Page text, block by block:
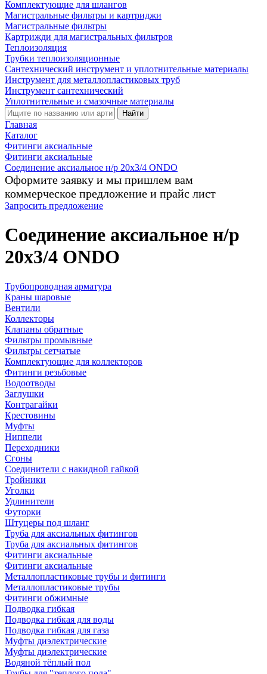
Комплектующие для шлангов
Магистральные фильтры и картриджи
Магистральные фильтры
Картрижди для магистральных фильтров
Теплоизоляция
Трубки теплоизоляционные
Сантехнический инструмент и уплотнительные материалы
Инструмент для металлопластиковых труб
Инструмент сантехнический
Уплотнительные и смазочные материалы
Найти
Главная
Каталог
Фитинги аксиальные
Фитинги аксиальные
Соединение аксиальное н/р 20х3/4 ONDO
Оформите заявку и мы пришлем вам
коммерческое предложение и прайс лист
Запросить предложение
Соединение аксиальное н/р
20х3/4 ONDO
Трубопроводная арматура
Краны шаровые
Вентили
Коллекторы
Клапаны обратные
Фильтры промывные
Фильтры сетчатые
Комплектующие для коллекторов
Фитинги резьбовые
Водоотводы
Заглушки
Контрагайки
Крестовины
Муфты
Ниппели
Переходники
Сгоны
Соединители с накидной гайкой
Тройники
Уголки
Удлинители
Футорки
Штуцеры под шланг
Труба для аксиальных фитингов
Труба для аксиальных фитингов
Фитинги аксиальные
Фитинги аксиальные
Металлопластиковые трубы и фитинги
Металлопластиковые трубы
Фитинги обжимные
Подводка гибкая
Подводка гибкая для воды
Подводка гибкая для газа
Муфты диэлектрические
Муфты диэлектрические
Водяной тёплый пол